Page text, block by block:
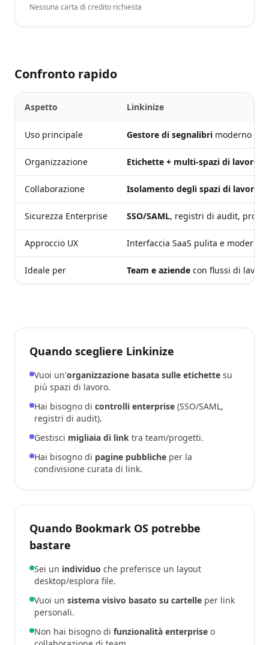
Nessuna carta di credito richiesta
Confronto rapido
Aspetto Linkinize
Uso principale Gestore di segnalibri moderno
Organizzazione Etichette + multi-spazi di lavoro
Collaborazione Isolamento degli spazi di lavoro
Sicurezza Enterprise SSO/SAML, registri di audit,
Approccio UX Interfaccia SaaS pulita e moderna
Ideale per Team e aziende con flussi di
Quando scegliere Linkinize
Vuoi un'organizzazione basata sulle etichette su
più spazi di lavoro.
Hai bisogno di controlli enterprise (SSO/SAML,
registri di audit).
Gestisci migliaia di link tra team/progetti.
Hai bisogno di pagine pubbliche per la
condivisione curata di link.
Quando Bookmark OS potrebbe
bastare
Sei un individuo che preferisce un layout
desktop/esplora file.
Vuoi un sistema visivo basato su cartelle per link
personali.
Non hai bisogno di funzionalità enterprise o